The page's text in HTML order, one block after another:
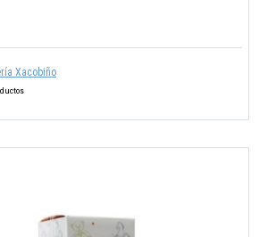
Xacobiño